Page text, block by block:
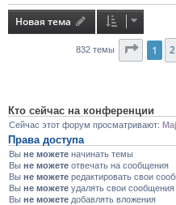
Новая тема
832 темы 1 2
Кто сейчас на конференции
Сейчас этот форум просматривают:
Права доступа
Вы не можете начинать темы
Вы не можете отвечать на сообщения
Вы не можете редактировать свои
Вы не можете удалять свои сообщения
Вы не можете добавлять вложения